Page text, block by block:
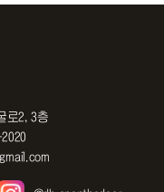
로2, 3층